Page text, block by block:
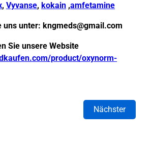
, Vyvanse, kokain ,amfetamine
uns unter: kngmeds@gmail.com
Sie unsere Website
product/oxynorm-
Nächster